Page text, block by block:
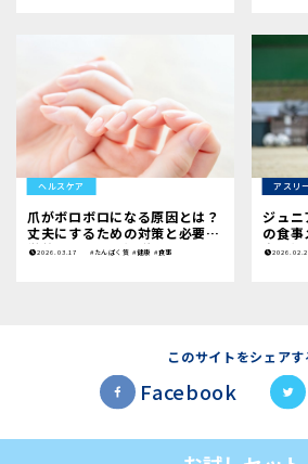
ヘルスケア
爪がボロボロになる原因とは？
丈夫にするための対策と必要な
栄養素について解説
2026.03.17 #たんぱく質 #健康 #食事
アスリ
ジュニ
の食事
方を解
このサイトをシェアす
Facebook